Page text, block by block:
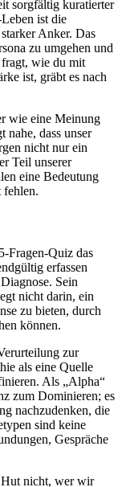
sorgfältig kuratierter
ist die
Anker. Das
zu umgehen und
fragt, wie du mit
ist, gräbt es nach
wie eine Meinung
nahe, dass unser
nicht nur ein
Teil unserer
eine Bedeutung
fehlen.
Fragen-Quiz das
erfassen
Sein
nicht darin, ein
zu bieten, durch
können.
zur
als eine Quelle
Als „Alpha“
zum Dominieren; es
nachzudenken, die
sind keine
Gespräche
Hut nicht, wer wir